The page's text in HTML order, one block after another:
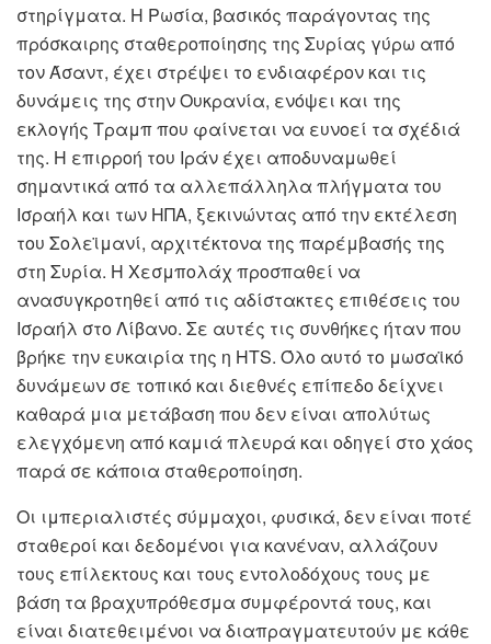
στηρίγματα. Η Ρωσία, βασικός παράγοντας της
πρόσκαιρης σταθεροποίησης της Συρίας γύρω από
τον Άσαντ, έχει στρέψει το ενδιαφέρον και τις
δυνάμεις της στην Ουκρανία, ενόψει και της
εκλογής Τραμπ που φαίνεται να ευνοεί τα σχέδιά
της. Η επιρροή του Ιράν έχει αποδυναμωθεί
σημαντικά από τα αλλεπάλληλα πλήγματα του
Ισραήλ και των ΗΠΑ, ξεκινώντας από την εκτέλεση
του Σολεϊμανί, αρχιτέκτονα της παρέμβασής της
στη Συρία. Η Χεσμπολάχ προσπαθεί να
ανασυγκροτηθεί από τις αδίστακτες επιθέσεις του
Ισραήλ στο Λίβανο. Σε αυτές τις συνθήκες ήταν που
βρήκε την ευκαιρία της η HTS. Όλο αυτό το μωσαϊκό
δυνάμεων σε τοπικό και διεθνές επίπεδο δείχνει
καθαρά μια μετάβαση που δεν είναι απολύτως
ελεγχόμενη από καμιά πλευρά και οδηγεί στο χάος
παρά σε κάποια σταθεροποίηση.
Οι ιμπεριαλιστές σύμμαχοι, φυσικά, δεν είναι ποτέ
σταθεροί και δεδομένοι για κανέναν, αλλάζουν
τους επίλεκτους και τους εντολοδόχους τους με
βάση τα βραχυπρόθεσμα συμφέροντά τους, και
είναι διατεθειμένοι να διαπραγματευτούν με κάθε